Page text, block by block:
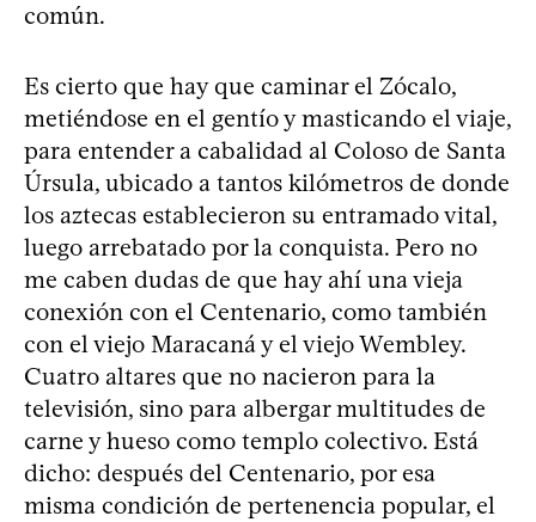
común.
Es cierto que hay que caminar el Zócalo,
metiéndose en el gentío y masticando el viaje,
para entender a cabalidad al Coloso de Santa
Úrsula, ubicado a tantos kilómetros de donde
los aztecas establecieron su entramado vital,
luego arrebatado por la conquista. Pero no
me caben dudas de que hay ahí una vieja
conexión con el Centenario, como también
con el viejo Maracaná y el viejo Wembley.
Cuatro altares que no nacieron para la
televisión, sino para albergar multitudes de
carne y hueso como templo colectivo. Está
dicho: después del Centenario, por esa
misma condición de pertenencia popular, el